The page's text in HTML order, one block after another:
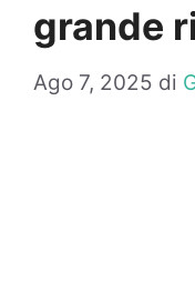
grande
Ago 7, 2025 di